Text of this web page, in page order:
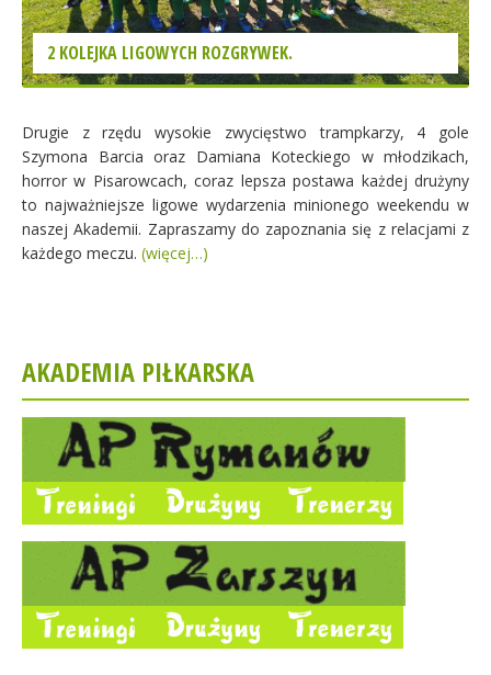
2 KOLEJKA LIGOWYCH ROZGRYWEK.
Drugie z rzędu wysokie zwycięstwo trampkarzy, 4 gole
Szymona Barcia oraz Damiana Koteckiego w młodzikach,
horror w Pisarowcach, coraz lepsza postawa każdej drużyny
to najważniejsze ligowe wydarzenia minionego weekendu w
naszej Akademii. Zapraszamy do zapoznania się z relacjami z
każdego meczu. (więcej…)
AKADEMIA PIŁKARSKA